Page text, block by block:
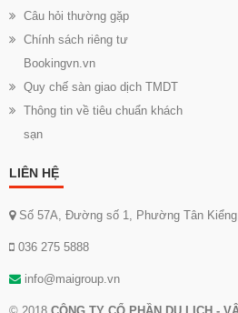
Câu hỏi thường gặp
Chính sách riêng tư
Bookingvn.vn
Quy chế sàn giao dịch TMDT
Thông tin về tiêu chuẩn khách
sạn
LIÊN HỆ
Số 57A, Đường số 1, Phường Tân Kiểng,
036 275 5888
info@maigroup.vn